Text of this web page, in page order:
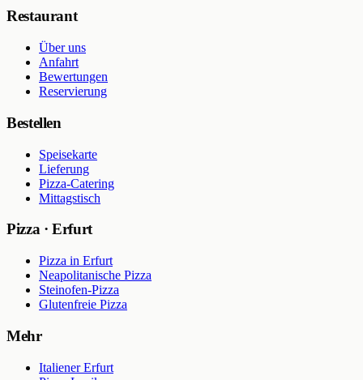
Restaurant
Über uns
Anfahrt
Bewertungen
Reservierung
Bestellen
Speisekarte
Lieferung
Pizza-Catering
Mittagstisch
Pizza · Erfurt
Pizza in Erfurt
Neapolitanische Pizza
Steinofen-Pizza
Glutenfreie Pizza
Mehr
Italiener Erfurt